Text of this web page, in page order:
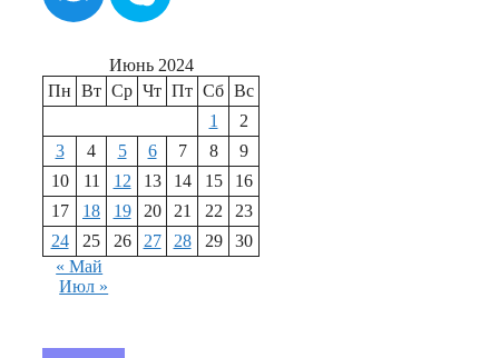
Июнь 2024
Пн Вт Ср Чт Пт Сб Вс
1
2
3
4 5 6 7 8
9
10
11 12 13 14 15
16
17
18 19 20 21 22
23
24
25 26 27 28 29
30
« Май
Июл »